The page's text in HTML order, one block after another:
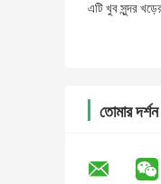
এটি খুব সুন্দর
তোমার